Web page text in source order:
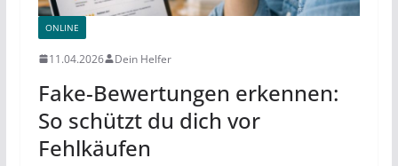
ONLINE
11.04.2026 Dein Helfer
Fake-Bewertungen erkennen:
So schützt du dich vor
Fehlkäufen